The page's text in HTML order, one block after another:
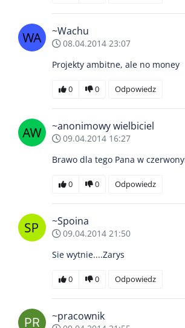
~Wachu
08.04.2014 23:07
Projekty ambitne, ale no money
0 0 Odpowiedz
~anonimowy wielbiciel
09.04.2014 16:27
Brawo dla tego Pana w
0 0 Odpowiedz
~Spoina
09.04.2014 21:50
Sie wytnie....Zarys
0 0 Odpowiedz
~pracownik